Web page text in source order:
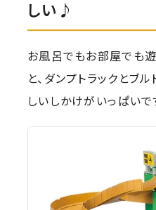
しい♪
お風呂でもお部屋でも
と、ダンプトラックとブ
しいしかけがいっぱいで